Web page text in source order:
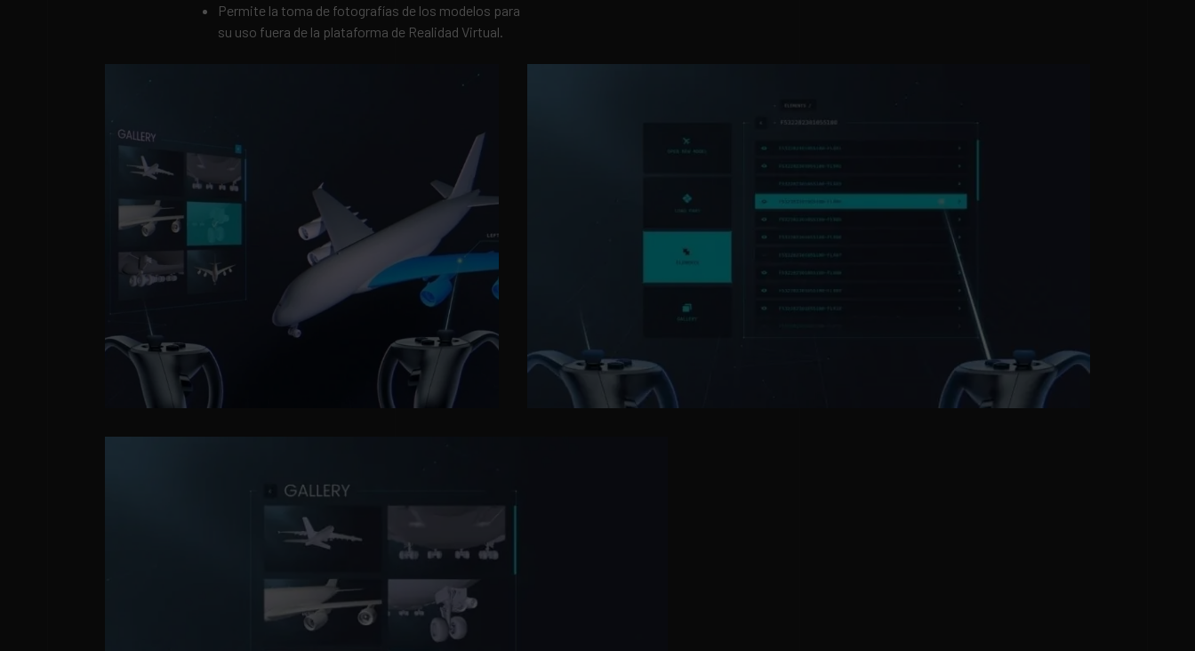
Permite la toma de fotografías de los modelos para
su uso fuera de la plataforma de Realidad Virtual.